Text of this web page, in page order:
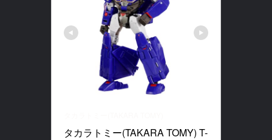
タカラトミー(TAKARA TOMY) T-